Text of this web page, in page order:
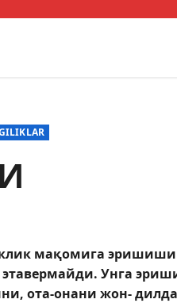
мақомига
Унга
ота-онани жон-